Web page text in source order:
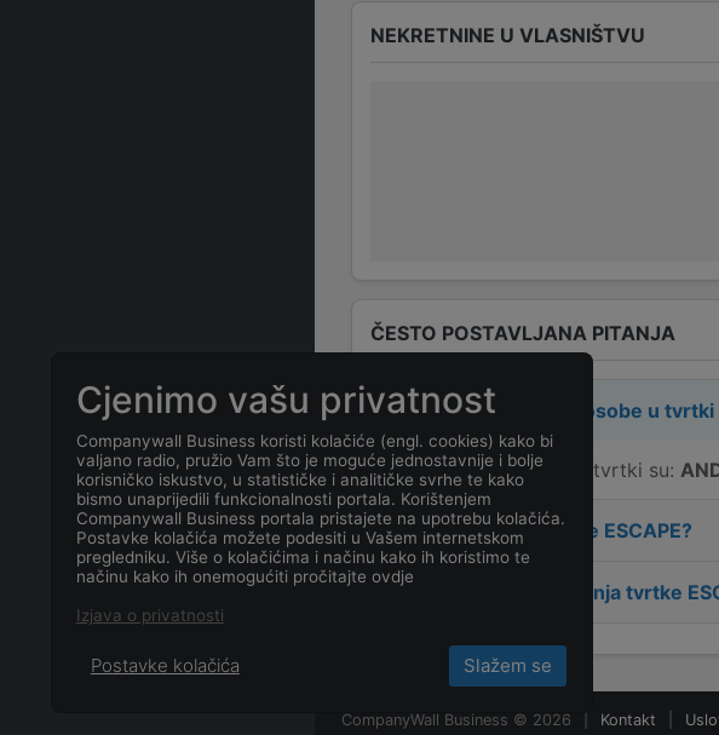
NEKRETNINE U VLASNIŠTVU
ČESTO POSTAVLJANA PITANJA
Tko su odgovorne osobe u tvrtki
Odgovorne osobe u tvrtki su:
Koja je adresa tvrtke ESCAPE?
Koji je datum osnivanja tvrtke
CompanyWall Business © 2026 Kontakt
Cjenimo vašu privatnost
Companywall Business koristi kolačiće (engl. cookies) kako bi
valjano radio, pružio Vam što je moguće jednostavnije i bolje
korisničko iskustvo, u statističke i analitičke svrhe te kako
bismo unaprijedili funkcionalnosti portala. Korištenjem
Companywall Business portala pristajete na upotrebu kolačića.
Postavke kolačića možete podesiti u Vašem internetskom
pregledniku. Više o kolačićima i načinu kako ih koristimo te
načinu kako ih onemogućiti pročitajte ovdje
Izjava o privatnosti
Postavke kolačića Slažem se